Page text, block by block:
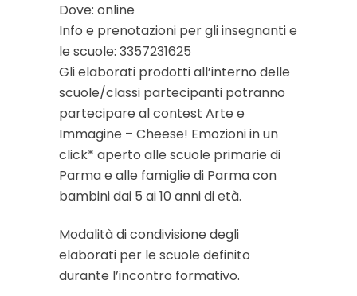
Dove: online
Info e prenotazioni per gli insegnanti e
le scuole: 3357231625
Gli elaborati prodotti all’interno delle
scuole/classi partecipanti potranno
partecipare al contest Arte e
Immagine – Cheese! Emozioni in un
click* aperto alle scuole primarie di
Parma e alle famiglie di Parma con
bambini dai 5 ai 10 anni di età.
Modalità di condivisione degli
elaborati per le scuole definito
durante l’incontro formativo.